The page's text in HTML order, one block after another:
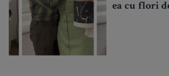
ea cu flori